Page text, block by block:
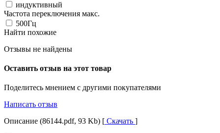
индуктивный
Частота переключения макс.
500Гц
Найти похожие
Отзывы не найдены
Оставить отзыв на этот товар
Поделитесь мнением с другими покупателями
Написать отзыв
Описание (86144.pdf, 93 Kb) [ Скачать ]